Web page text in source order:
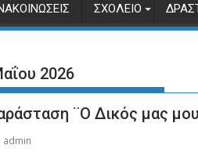
ΣΧΟΛΕΊΟ
2026
¨Ο Δικός μας
admin